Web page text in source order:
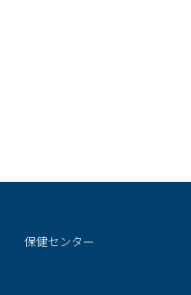
保健センター